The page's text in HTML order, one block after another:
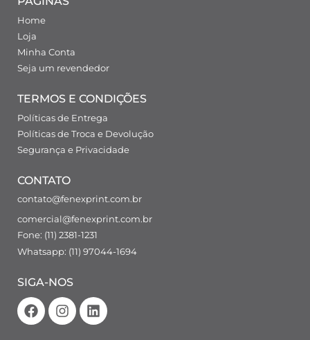
Home
Loja
Minha Conta
Seja um revendedor
TERMOS E CONDIÇÕES
Políticas de Entrega
Políticas de Troca e Devolução
Segurança e Privacidade
CONTATO
contato@fenexprint.com.br
comercial@fenexprint.com.br
Fone: (11) 2381-1231
Whatsapp: (11) 97044-1694
SIGA-NOS